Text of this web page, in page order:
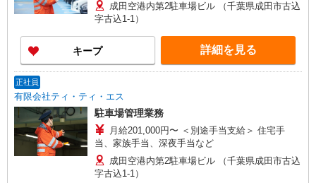
成田空港内第2駐車場ビル （千葉県成田市古込
字古込1-1）
キープ 詳細を見る
正社員
有限会社ティ・ティ・エス
駐車場管理業務
月給201,000円〜 ＜別途手当支給＞ 住宅手
当、家族手当、深夜手当など
成田空港内第2駐車場ビル （千葉県成田市古込
字古込1-1）